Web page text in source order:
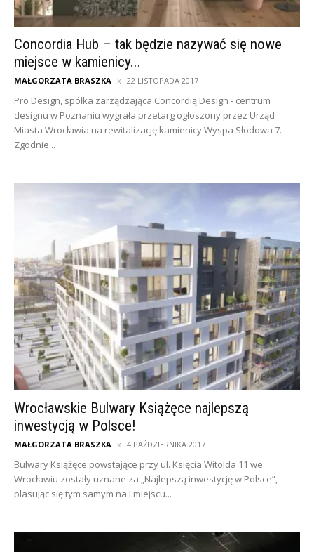
Concordia Hub – tak będzie nazywać się nowe
miejsce w kamienicy...
MAŁGORZATA BRASZKA 22 LISTOPADA 2017
Pro Design, spółka zarządzająca Concordią Design - centrum
designu w Poznaniu wygrała przetarg ogłoszony przez Urząd
Miasta Wrocławia na rewitalizację kamienicy Wyspa Słodowa 7.
Zgodnie...
Wrocławskie Bulwary Książęce najlepszą
inwestycją w Polsce!
MAŁGORZATA BRASZKA 4 PAŹDZIERNIKA 2017
Bulwary Książęce powstające przy ul. Księcia Witolda 11 we
Wrocławiu zostały uznane za „Najlepszą inwestycję w Polsce”,
plasując się tym samym na I miejscu...